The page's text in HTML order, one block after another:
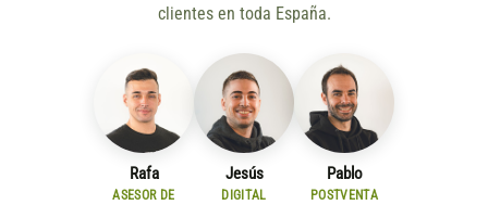
clientes en toda España.
Rafa
ASESOR DE
Jesús
DIGITAL
Pablo
POSTVENTA